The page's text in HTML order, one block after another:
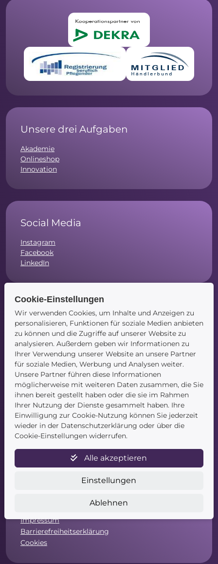
Unsere drei Aufgaben
Akademie
Onlineshop
Innovation
Social Media
Instagram
Facebook
LinkedIn
Navigation
Startseite
Blog
Kontakt
Service
Impressum
Barrierefreiheitserklärung
Cookies
Cookie-Einstellungen
Wir verwenden Cookies, um Inhalte und Anzeigen zu
personalisieren, Funktionen für soziale Medien anbieten
zu können und die Zugriffe auf unserer Website zu
analysieren. Außerdem geben wir Informationen zu
Ihrer Verwendung unserer Website an unsere Partner
für soziale Medien, Werbung und Analysen weiter.
Unsere Partner führen diese Informationen
möglicherweise mit weiteren Daten zusammen, die Sie
ihnen bereit gestellt haben oder die sie im Rahmen
Ihrer Nutzung der Dienste gesammelt haben. Ihre
Einwilligung zur Cookie-Nutzung können Sie jederzeit
wieder in der Datenschutzerklärung oder über die
Cookie-Einstellungen widerrufen.
Alle akzeptieren
Einstellungen
Ablehnen